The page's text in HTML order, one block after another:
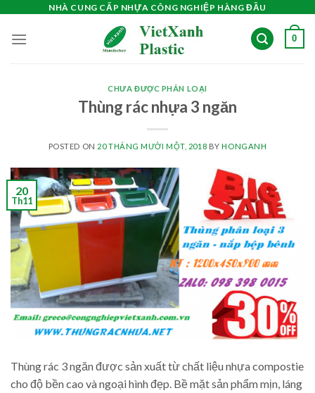
content
NHÀ CUNG CẤP NHỰA CÔNG NGHIỆP HÀNG ĐẦU
0
CHƯA ĐƯỢC PHÂN LOẠI
Thùng rác nhựa 3 ngăn
POSTED ON 20 THÁNG MƯỜI MỘT, 2018 BYHONGANH
20
Th11
Thùng rác 3 ngăn được sản xuất từ chất liệu nhựa compostie
cho độ bền cao và ngoại hình đẹp. Bề mặt sản phẩm mịn, láng